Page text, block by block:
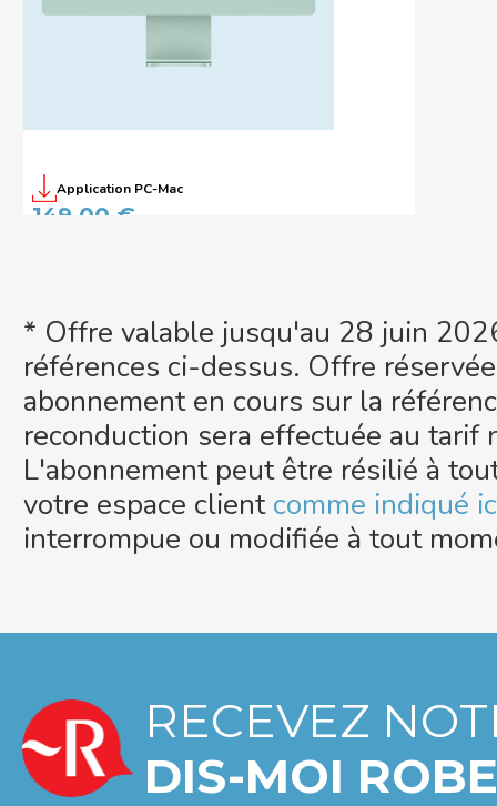
Application PC-Mac
Le Robert Correcteur - Édition
149,00 €
* Offre valable jusqu'au 28 juin
références ci-dessus. Offre
abonnement en cours sur la
reconduction sera effectuée au tarif
L'abonnement peut être résilié à
votre espace client comme indiqué
interrompue ou modifiée à tout
RECEVEZ
DIS-MOI